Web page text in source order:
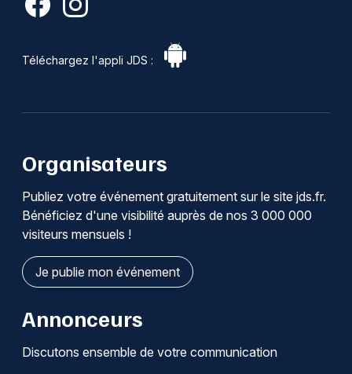
Téléchargez l'appli JDS :
Organisateurs
Publiez votre événement gratuitement sur le site jds.fr.
Bénéficiez d'une visibilité auprès de nos 3 000 000
visiteurs mensuels !
Je publie mon événement
Annonceurs
Discutons ensemble de votre communication